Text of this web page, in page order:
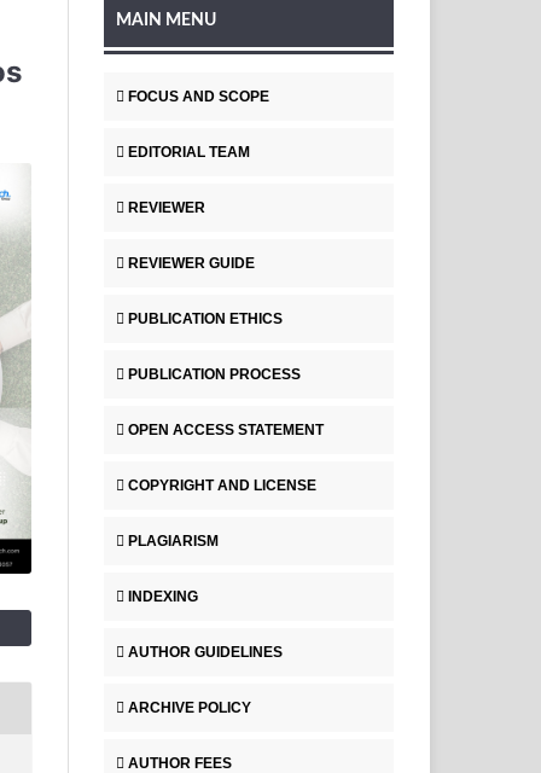
MAIN MENU
FOCUS AND SCOPE
EDITORIAL TEAM
REVIEWER
REVIEWER GUIDE
PUBLICATION ETHICS
PUBLICATION PROCESS
OPEN ACCESS STATEMENT
COPYRIGHT AND LICENSE
PLAGIARISM
INDEXING
AUTHOR GUIDELINES
ARCHIVE POLICY
AUTHOR FEES